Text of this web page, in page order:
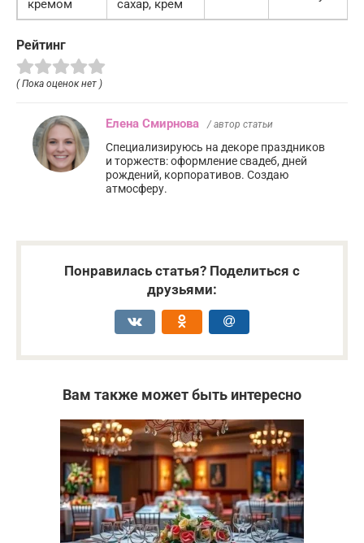
кремом
сахар, крем
Рейтинг
( Пока оценок нет )
Елена Смирнова / автор статьи
Специализируюсь на декоре праздников
и торжеств: оформление свадеб, дней
рождений, корпоративов. Создаю
атмосферу.
Понравилась статья? Поделиться с
друзьями:
Вам также может быть интересно